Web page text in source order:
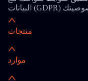
منتجات
موارد